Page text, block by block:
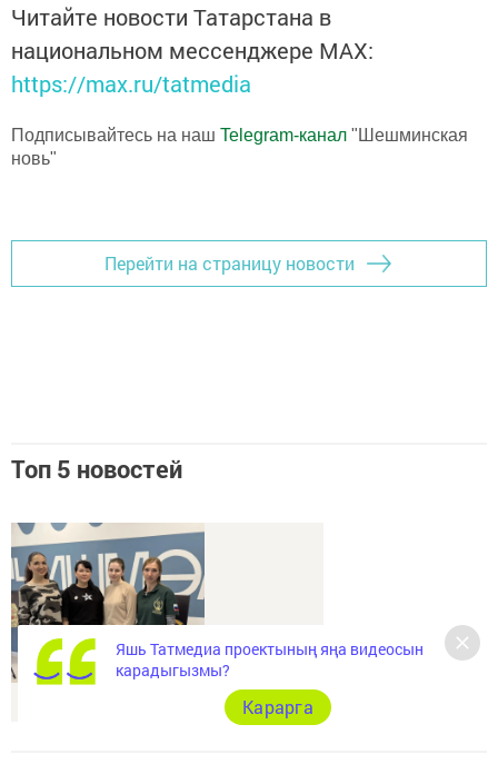
Читайте новости Татарстана в
национальном мессенджере MАХ:
https://max.ru/tatmedia
Подписывайтесь на наш Telegram-канал "Шешминская
новь"
Перейти на страницу новости
Топ 5 новостей
Герой гаиләсе: мәхәббәт, тугрылык һәм хәтер
Яшь Татмедиа проектының яңа видеосын
карадыгызмы?
Карарга